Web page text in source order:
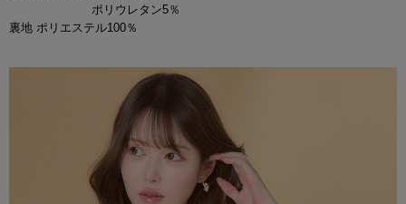
ポリウレタン5％
裏地 ポリエステル100％